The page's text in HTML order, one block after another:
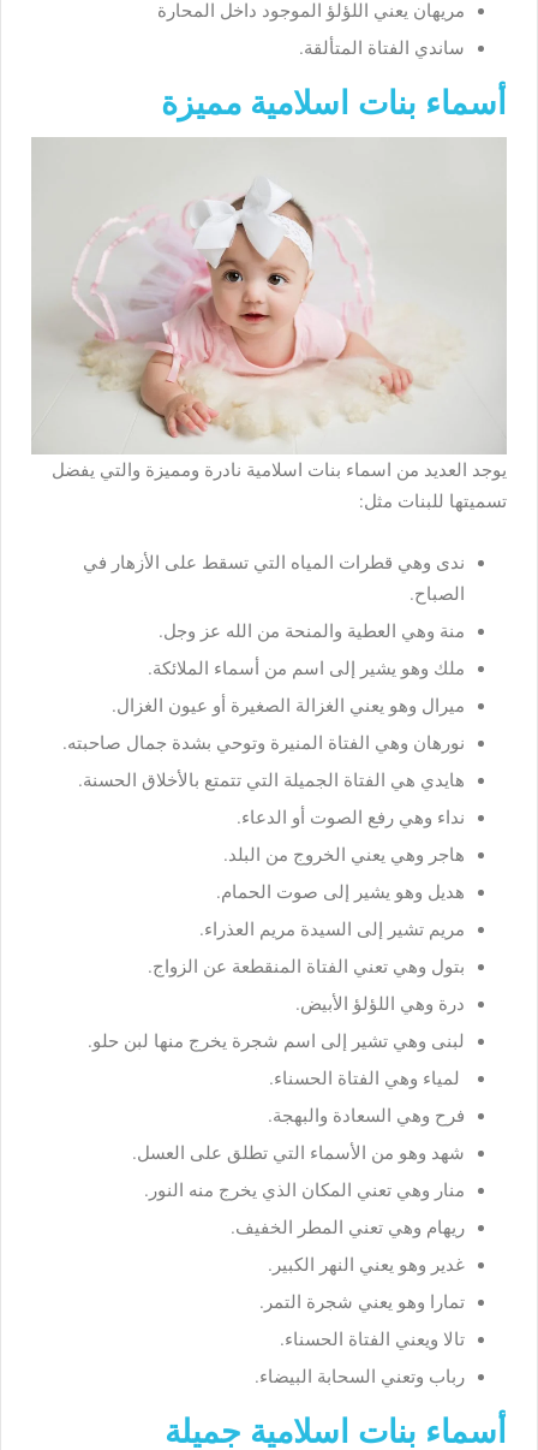
مريهان يعني اللؤلؤ الموجود داخل المحارة
ساندي الفتاة المتألقة.
أسماء بنات اسلامية مميزة
يوجد العديد من اسماء بنات اسلامية نادرة ومميزة والتي يفضل
تسميتها للبنات مثل:
ندى وهي قطرات المياه التي تسقط على الأزهار في
الصباح.
منة وهي العطية والمنحة من الله عز وجل.
ملك وهو يشير إلى اسم من أسماء الملائكة.
ميرال وهو يعني الغزالة الصغيرة أو عيون الغزال.
نورهان وهي الفتاة المنيرة وتوحي بشدة جمال صاحبته.
هايدي هي الفتاة الجميلة التي تتمتع بالأخلاق الحسنة.
نداء وهي رفع الصوت أو الدعاء.
هاجر وهي يعني الخروج من البلد.
هديل وهو يشير إلى صوت الحمام.
مريم تشير إلى السيدة مريم العذراء.
بتول وهي تعني الفتاة المنقطعة عن الزواج.
درة وهي اللؤلؤ الأبيض.
لبنى وهي تشير إلى اسم شجرة يخرج منها لبن حلو.
لمياء وهي الفتاة الحسناء.
فرح وهي السعادة والبهجة.
شهد وهو من الأسماء التي تطلق على العسل.
منار وهي تعني المكان الذي يخرج منه النور.
ريهام وهي تعني المطر الخفيف.
غدير وهو يعني النهر الكبير.
تمارا وهو يعني شجرة التمر.
تالا ويعني الفتاة الحسناء.
رباب وتعني السحابة البيضاء.
أسماء بنات اسلامية جميلة